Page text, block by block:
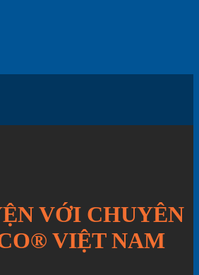
VỚI CHUYÊN
VIỆT NAM